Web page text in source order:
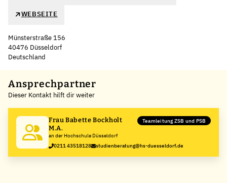
WEBSEITE
Münsterstraße 156
40476 Düsseldorf
Deutschland
+
−
Ansprechpartner
Dieser Kontakt hilft dir weiter
Frau Babette Bockholt
M.A.
an der Hochschule Düsseldorf
Teamleitung ZSB und PSB
0211 43518128 studienberatung@hs-duesseldorf.de